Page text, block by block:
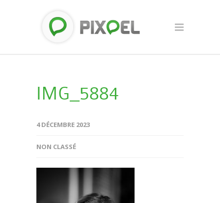
IMG_5884
4 DÉCEMBRE 2023
NON CLASSÉ